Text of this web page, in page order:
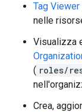
Tag Viewer
nelle
Visualizza
( roles/
Crea,